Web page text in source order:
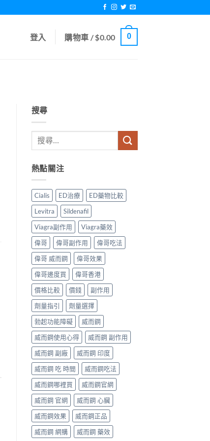
登入 購物車 /$0.00 0
搜尋
熱點關注
Cialis ED治療
ED藥物比較
Levitra
Sildenafil
Viagra副作用
Viagra藥效
偉哥
偉哥副作用
偉哥吃法
偉哥 威而鋼
偉哥效果
偉哥邊度買
偉哥香港
價格比較
價錢
副作用
劑量指引
劑量選擇
勃起功能障礙
威而鋼
威而鋼使用心得
威而鋼 副作用
威而鋼 副廠
威而鋼 印度
威而鋼 吃 時間
威而鋼吃法
威而鋼哪裡買
威而鋼官網
威而鋼 官網
威而鋼 心臟
威而鋼效果
威而鋼正品
威而鋼 網購
威而鋼 藥效